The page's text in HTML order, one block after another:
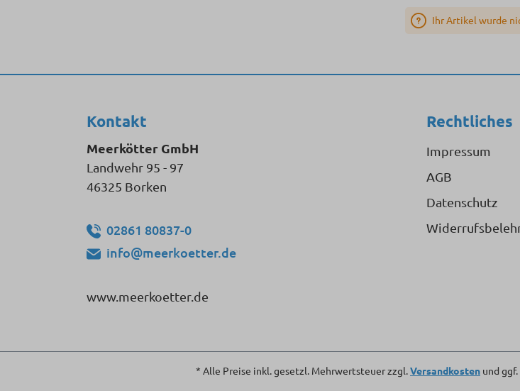
Ihr Artikel wurde
Kontakt
Meerkötter GmbH
Landwehr 95 - 97
46325 Borken
02861 80837-0
info@meerkoetter.de
www.meerkoetter.de
Rechtliches
Impressum
AGB
Datenschutz
* Alle Preise inkl. gesetzl. Mehrwertsteuer zzgl.Versandkosten und